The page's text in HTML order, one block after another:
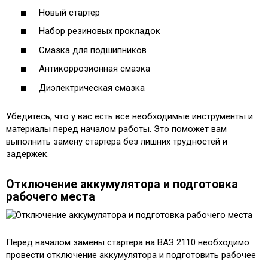
Новый стартер
Набор резиновых прокладок
Смазка для подшипников
Антикоррозионная смазка
Диэлектрическая смазка
Убедитесь, что у вас есть все необходимые инструменты и
материалы перед началом работы. Это поможет вам
выполнить замену стартера без лишних трудностей и
задержек.
Отключение аккумулятора и подготовка
рабочего места
Перед началом замены стартера на ВАЗ 2110 необходимо
провести отключение аккумулятора и подготовить рабочее